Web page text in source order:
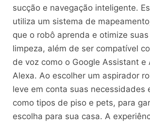
sucção e navegação inteligente.
utiliza um sistema de
que o robô aprenda e otimize
limpeza, além de ser compatível
de voz como o Google Assistant e
Alexa. Ao escolher um aspirador
leve em conta suas necessidades
como tipos de piso e pets, para
escolha para sua casa. A